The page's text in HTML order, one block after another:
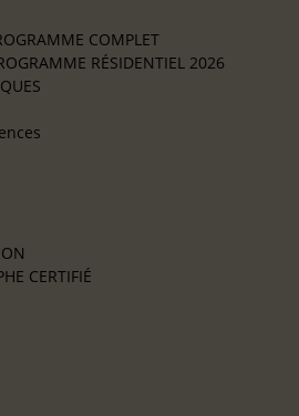
COMPLET
RÉSIDENTIEL 2026
CERTIFIÉ